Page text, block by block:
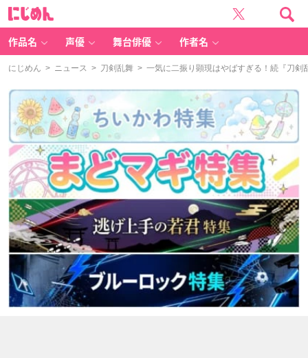
作品名 声優 舞台俳優 作者名
にじめん > ニュース > 刀剣乱舞 > 一気に二振り顕現はやばすぎる！続『刀剣